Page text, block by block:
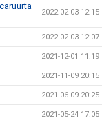
2022-02-03 12:15
2022-02-03 12:07
2021-12-01 11:19
2021-11-09 20:15
2021-06-09 20:25
2021-05-24 17:05